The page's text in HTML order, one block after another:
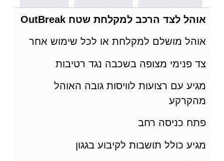
אוהל לצד הרכב למקלחת שטח OutBreak
אוהל מושלם למקלחת או לכל שימוש אחר
צד פנימי מצופה בשכבה נגד רטיבות
מגיע עם רצועות לוויסות גובה האוהל
מהקרקע
פתח כניסה רחב
מגיע כולל תושבות לקיבוע בגגון